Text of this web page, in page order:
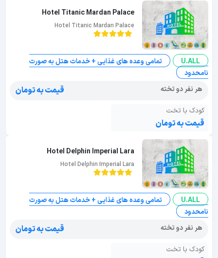
Hotel Titanic Mardan Palace
Hotel Titanic Mardan Palace
U.ALL
تمامی وعده های غذایی + خدمات هتل به صورت
نامحدود
هر نفر دو تخته
قیمت به تومان
کودک با تخت
قیمت به تومان
Hotel Delphin Imperial Lara
Hotel Delphin Imperial Lara
U.ALL
تمامی وعده های غذایی + خدمات هتل به صورت
نامحدود
هر نفر دو تخته
قیمت به تومان
کودک با تخت